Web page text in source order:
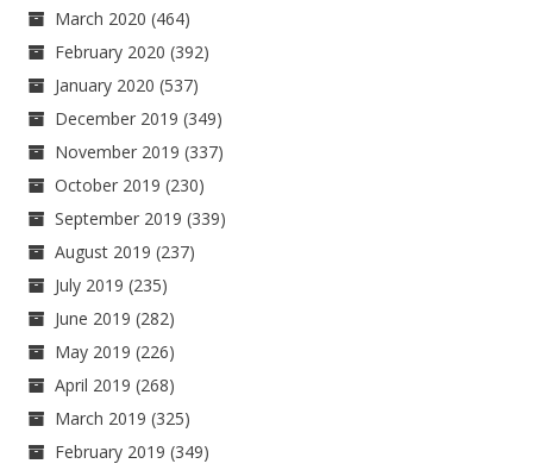
March 2020 (464)
February 2020 (392)
January 2020 (537)
December 2019 (349)
November 2019 (337)
October 2019 (230)
September 2019 (339)
August 2019 (237)
July 2019 (235)
June 2019 (282)
May 2019 (226)
April 2019 (268)
March 2019 (325)
February 2019 (349)